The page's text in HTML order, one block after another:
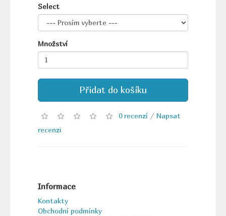
Select
Množství
Přidat do košíku
0 recenzí/ Napsat
recenzi
Informace
Kontakty
Obchodní podmínky